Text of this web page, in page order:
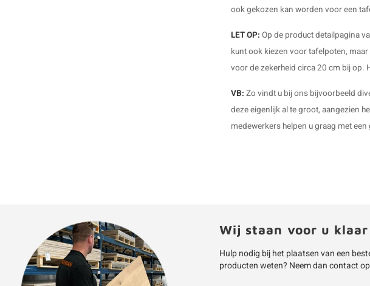
ook gekozen kan worden voor een
LET OP: Op de product detailpagina
kunt ook kiezen voor tafelpoten,
voor de zekerheid circa 20 cm bij op.
VB: Zo vindt u bij ons bijvoorbeeld
deze eigenlijk al te groot, aangezien
medewerkers helpen u graag met
Wij staan voor u
Hulp nodig bij het plaatsen van een
producten weten? Neem dan contact